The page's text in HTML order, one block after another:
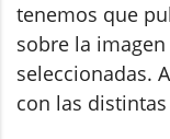
tenemos que
sobre la
seleccionadas.
con las